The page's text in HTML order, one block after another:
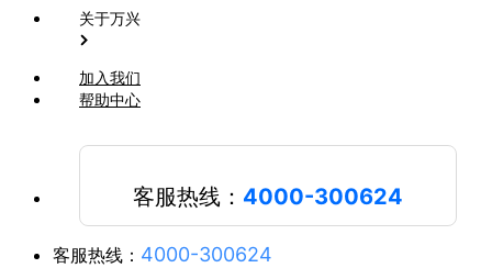
关于万兴
加入我们
帮助中心
客服热线： 4000-300624
客服热线： 4000-300624